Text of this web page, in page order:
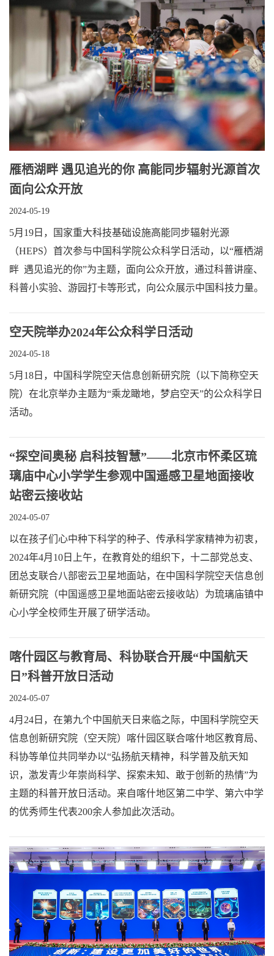
雁栖湖畔 遇见追光的你 高能同步辐射光源首次
面向公众开放
2024-05-19
5月19日，国家重大科技基础设施高能同步辐射光源
（HEPS）首次参与中国科学院公众科学日活动，以“雁栖湖
畔 遇见追光的你”为主题，面向公众开放，通过科普讲座、
科普小实验、游园打卡等形式，向公众展示中国科技力量。
空天院举办2024年公众科学日活动
2024-05-18
5月18日，中国科学院空天信息创新研究院（以下简称空天
院）在北京举办主题为“乘龙瞰地，梦启空天”的公众科学日
活动。
“探空间奥秘 启科技智慧”——北京市怀柔区琉
璃庙中心小学学生参观中国遥感卫星地面接收
站密云接收站
2024-05-07
以在孩子们心中种下科学的种子、传承科学家精神为初衷，
2024年4月10日上午，在教育处的组织下，十二部党总支、
团总支联合八部密云卫星地面站，在中国科学院空天信息创
新研究院（中国遥感卫星地面站密云接收站）为琉璃庙镇中
心小学全校师生开展了研学活动。
喀什园区与教育局、科协联合开展“中国航天
日”科普开放日活动
2024-05-07
4月24日，在第九个中国航天日来临之际，中国科学院空天
信息创新研究院（空天院）喀什园区联合喀什地区教育局、
科协等单位共同举办以“弘扬航天精神，科学普及航天知
识，激发青少年崇尚科学、探索未知、敢于创新的热情”为
主题的科普开放日活动。来自喀什地区第二中学、第六中学
的优秀师生代表200余人参加此次活动。